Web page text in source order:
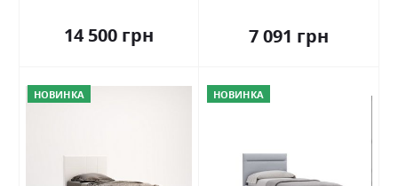
14 500 грн 7 091 грн
НОВИНКА НОВИНКА